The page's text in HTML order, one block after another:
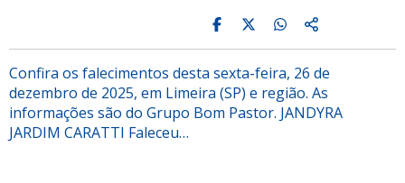
Confira os falecimentos desta sexta-feira, 26 de
dezembro de 2025, em Limeira (SP) e região. As
informações são do Grupo Bom Pastor. JANDYRA
JARDIM CARATTI Faleceu…